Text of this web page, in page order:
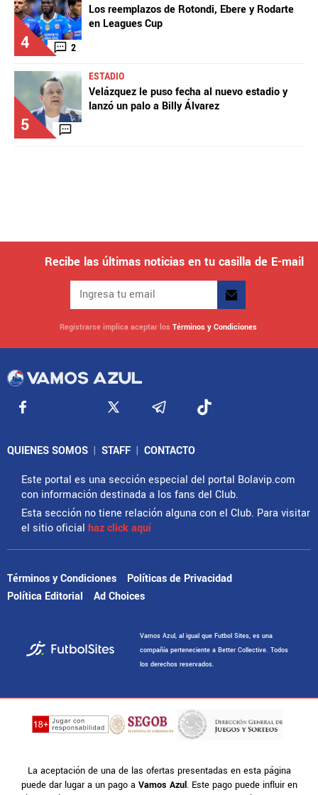
4 2
Los reemplazos de Rotondi, Ebere y Rodarte
en Leagues Cup
5
ESTADIO
Velázquez le puso fecha al nuevo estadio y
lanzó un palo a Billy Álvarez
Recibe las últimas noticias en tu casilla de E-mail
Registrarse implica aceptar los Términos y Condiciones
QUIENES SOMOS | STAFF | CONTACTO
Este portal es una sección especial del portal Bolavip.com
con información destinada a los fans del Club.
Esta sección no tiene relación alguna con el Club. Para visitar
el sitio oficial haz click aquí
Términos y Condiciones
Políticas de Privacidad
Política Editorial
Ad Choices
Vamos Azul, al igual que Futbol Sites, es una
compañía perteneciente a Better Collective. Todos
los derechos reservados.
La aceptación de una de las ofertas presentadas en esta página
puede dar lugar a un pago a Vamos Azul. Este pago puede influir en